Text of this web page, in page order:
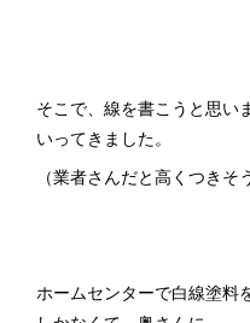
そこで、線を書こうと思い
いってきました。
（業者さんだと高くつきそ
ホームセンターで白線塗料